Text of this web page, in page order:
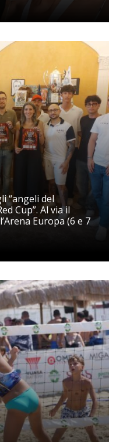
“angeli del
Cup”. Al via il
Europa (6 e 7